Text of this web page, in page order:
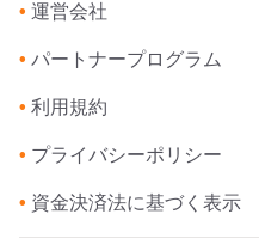
• 運営会社
• パートナープログラム
• 利用規約
• プライバシーポリシー
• 資金決済法に基づく表示